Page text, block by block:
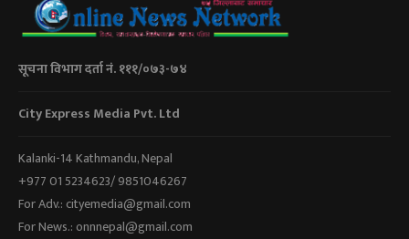
सूचना विभाग दर्ता नं. १११/०७३-७४
City Express Media Pvt. Ltd
Kalanki-14 Kathmandu, Nepal
+977 01 5234623/ 9851046267
For Adv.: cityemedia@gmail.com
For News.: onnnepal@gmail.com